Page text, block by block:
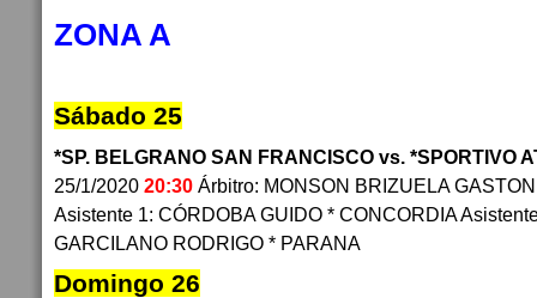
ZONA A
Sábado 25
*SP. BELGRANO SAN FRANCISCO vs. *SPORTIVO
25/1/2020 20:30 Árbitro: MONSON BRIZUELA
Asistente 1: CÓRDOBA GUIDO * CONCORDIA
GARCILANO RODRIGO * PARANA
Domingo 26